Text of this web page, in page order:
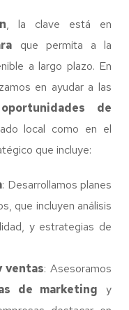
, la clave está en
que permita a la
a largo plazo. En
en ayudar a las
oportunidades de
local como en el
que incluye:
: Desarrollamos planes
que incluyen análisis
y estrategias de
ventas: Asesoramos
de marketing y